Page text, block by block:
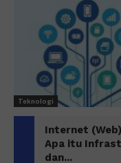
Teknologi
Internet
Apa itu
dan...